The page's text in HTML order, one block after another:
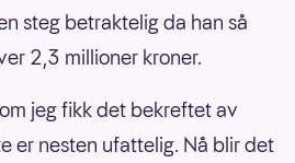
steg betraktelig da han så
2,3 millioner kroner.
jeg fikk det bekreftet av
er nesten ufattelig. Nå blir det